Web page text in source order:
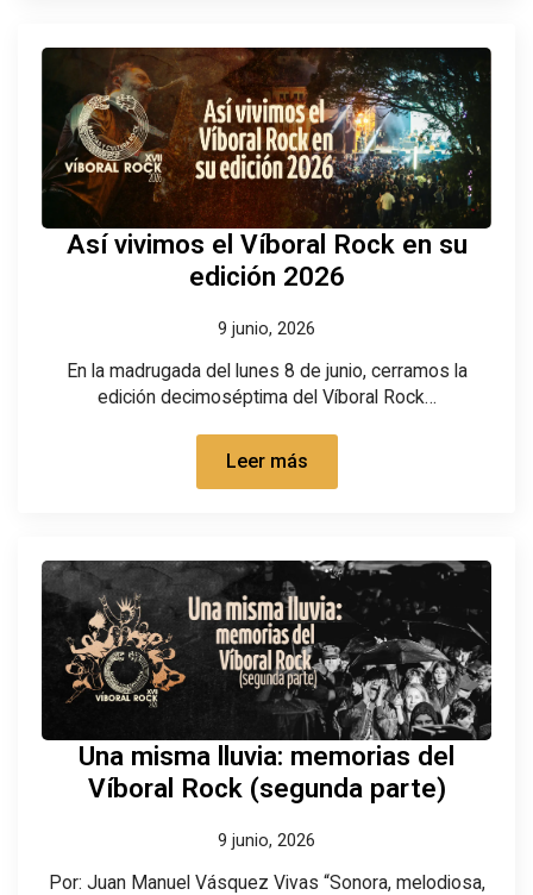
Así vivimos el Víboral Rock en su
edición 2026
9 junio, 2026
En la madrugada del lunes 8 de junio, cerramos la
edición decimoséptima del Víboral Rock…
Leer más
Una misma lluvia: memorias del
Víboral Rock (segunda parte)
9 junio, 2026
Por: Juan Manuel Vásquez Vivas “Sonora, melodiosa,